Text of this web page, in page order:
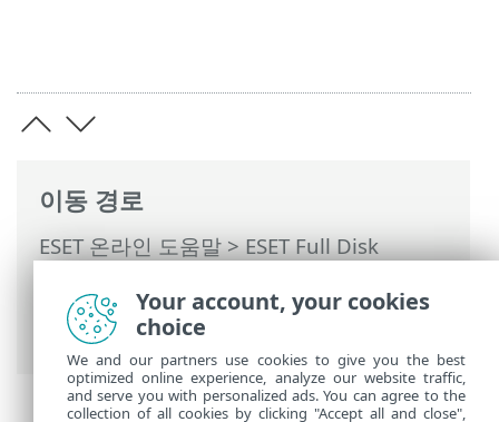
이동 경로
ESET 온라인 도움말>ESET Full Disk
>ESET Full Disk Encryption 활성화 및
구성> 사용자 인터페이스
Your account, your cookies
choice
We and our partners use cookies to give you the best
optimized online experience, analyze our website traffic,
and serve you with personalized ads. You can agree to the
collection of all cookies by clicking "Accept all and close",